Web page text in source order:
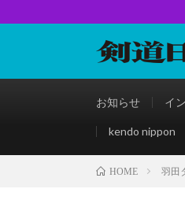
お知らせ イ
kendo nippon
HOME 羽田